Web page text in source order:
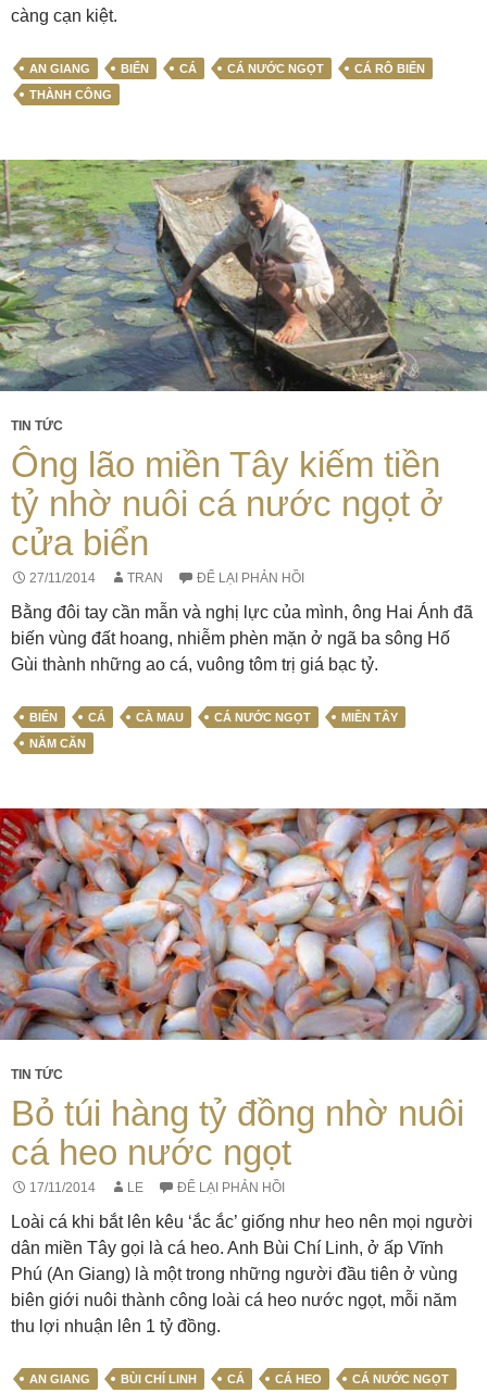
càng cạn kiệt.
AN GIANG BIỂN CÁ CÁ NƯỚC NGỌT
CÁ RÔ BIỂN
THÀNH CÔNG
TIN TỨC
Ông lão miền Tây kiếm tiền
tỷ nhờ nuôi cá nước ngọt ở
cửa biển
27/11/2014 TRAN ĐỂ LẠI PHẢN HỒI
Bằng đôi tay cần mẫn và nghị lực của mình, ông Hai Ánh đã
biến vùng đất hoang, nhiễm phèn mặn ở ngã ba sông Hố
Gùi thành những ao cá, vuông tôm trị giá bạc tỷ.
BIỂN CÁ CÀ MAU CÁ NƯỚC NGỌT
MIỀN TÂY
NĂM CĂN
TIN TỨC
Bỏ túi hàng tỷ đồng nhờ nuôi
cá heo nước ngọt
17/11/2014 LE ĐỂ LẠI PHẢN HỒI
Loài cá khi bắt lên kêu ‘ắc ắc’ giống như heo nên mọi người
dân miền Tây gọi là cá heo. Anh Bùi Chí Linh, ở ấp Vĩnh
Phú (An Giang) là một trong những người đầu tiên ở vùng
biên giới nuôi thành công loài cá heo nước ngọt, mỗi năm
thu lợi nhuận lên 1 tỷ đồng.
AN GIANG BÙI CHÍ LINH CÁ CÁ HEO CÁ NƯỚC NGỌT